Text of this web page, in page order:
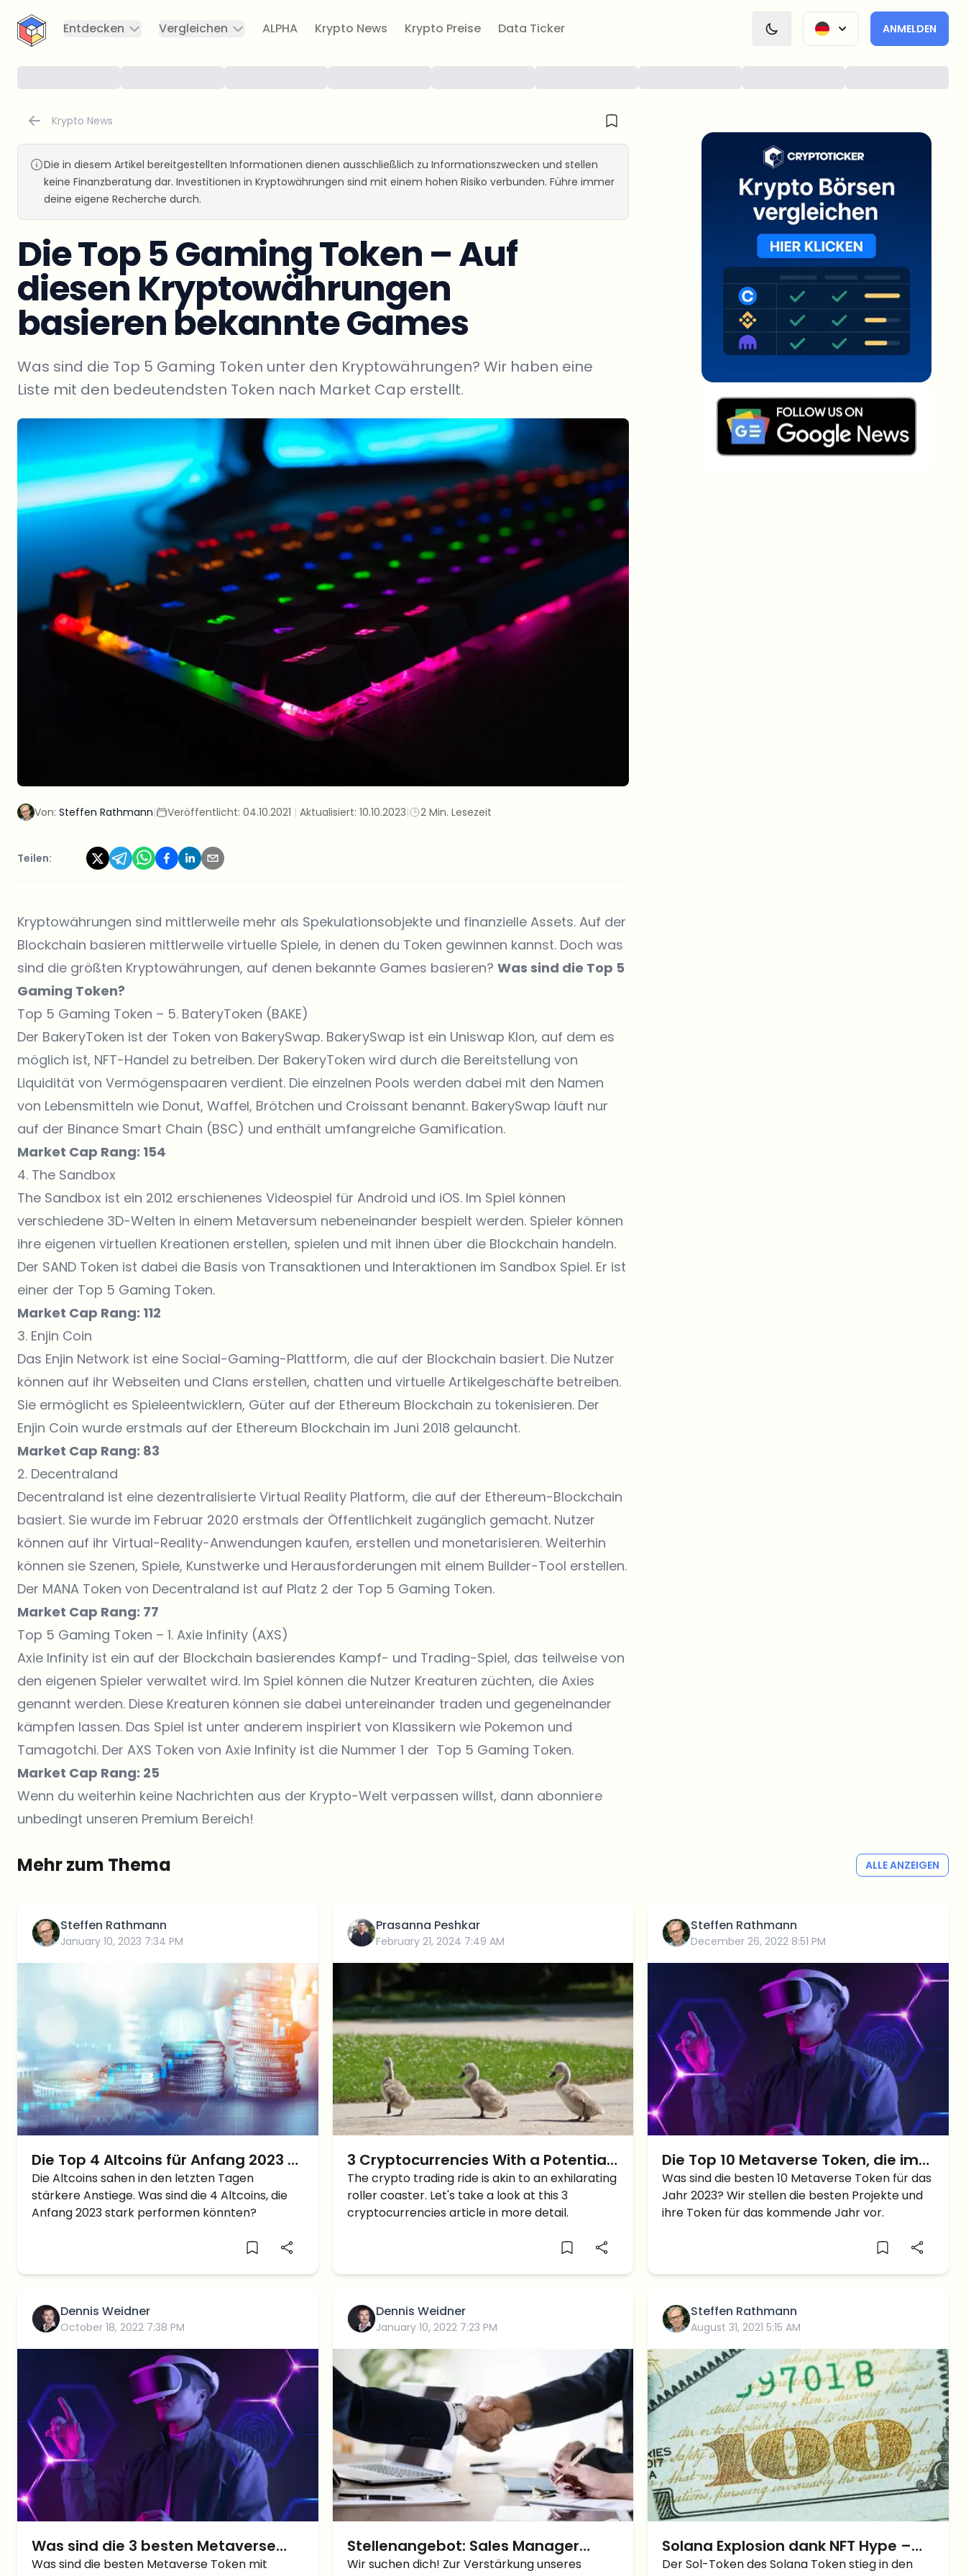
CryptoTicker
Entdecken
Vergleichen ALPHA Krypto News Krypto Preise Data Ticker ANMELDEN
Krypto News
Die in diesem Artikel bereitgestellten Informationen dienen ausschließlich zu Informationszwecken und stellen
keine Finanzberatung dar. Investitionen in Kryptowährungen sind mit einem hohen Risiko verbunden. Führe immer
deine eigene Recherche durch.
Die Top 5 Gaming Token – Auf
diesen Kryptowährungen
basieren bekannte Games
Was sind die Top 5 Gaming Token unter den Kryptowährungen? Wir haben eine
Liste mit den bedeutendsten Token nach Market Cap erstellt.
Von: Steffen Rathmann| Veröffentlicht: 04.10.2021 | Aktualisiert: 10.10.2023| 2 Min. Lesezeit
Teilen:
Kryptowährungen sind mittlerweile mehr als Spekulationsobjekte und finanzielle Assets. Auf der
Blockchain basieren mittlerweile virtuelle Spiele, in denen du Token gewinnen kannst. Doch was
sind die größten Kryptowährungen, auf denen bekannte Games basieren? Was sind die Top 5
Gaming Token?
Top 5 Gaming Token – 5. BateryToken (BAKE)
Der BakeryToken ist der Token von BakerySwap. BakerySwap ist ein Uniswap Klon, auf dem es
möglich ist, NFT-Handel zu betreiben. Der BakeryToken wird durch die Bereitstellung von
Liquidität von Vermögenspaaren verdient. Die einzelnen Pools werden dabei mit den Namen
von Lebensmitteln wie Donut, Waffel, Brötchen und Croissant benannt. BakerySwap läuft nur
auf der Binance Smart Chain (BSC) und enthält umfangreiche Gamification.
Market Cap Rang: 154
4. The Sandbox
The Sandbox ist ein 2012 erschienenes Videospiel für Android und iOS. Im Spiel können
verschiedene 3D-Welten in einem Metaversum nebeneinander bespielt werden. Spieler können
ihre eigenen virtuellen Kreationen erstellen, spielen und mit ihnen über die Blockchain handeln.
Der SAND Token ist dabei die Basis von Transaktionen und Interaktionen im Sandbox Spiel. Er ist
einer der Top 5 Gaming Token.
Market Cap Rang: 112
3. Enjin Coin
Das Enjin Network ist eine Social-Gaming-Plattform, die auf der Blockchain basiert. Die Nutzer
können auf ihr Webseiten und Clans erstellen, chatten und virtuelle Artikelgeschäfte betreiben.
Sie ermöglicht es Spieleentwicklern, Güter auf der Ethereum Blockchain zu tokenisieren. Der
Enjin Coin wurde erstmals auf der Ethereum Blockchain im Juni 2018 gelauncht.
Market Cap Rang: 83
2. Decentraland
Decentraland ist eine dezentralisierte Virtual Reality Platform, die auf der Ethereum-Blockchain
basiert. Sie wurde im Februar 2020 erstmals der Öffentlichkeit zugänglich gemacht. Nutzer
können auf ihr Virtual-Reality-Anwendungen kaufen, erstellen und monetarisieren. Weiterhin
können sie Szenen, Spiele, Kunstwerke und Herausforderungen mit einem Builder-Tool erstellen.
Der MANA Token von Decentraland ist auf Platz 2 der Top 5 Gaming Token.
Market Cap Rang: 77
Top 5 Gaming Token – 1. Axie Infinity (AXS)
Axie Infinity ist ein auf der Blockchain basierendes Kampf- und Trading-Spiel, das teilweise von
den eigenen Spieler verwaltet wird. Im Spiel können die Nutzer Kreaturen züchten, die Axies
genannt werden. Diese Kreaturen können sie dabei untereinander traden und gegeneinander
kämpfen lassen. Das Spiel ist unter anderem inspiriert von Klassikern wie Pokemon und
Tamagotchi. Der AXS Token von Axie Infinity ist die Nummer 1 der Top 5 Gaming Token.
Market Cap Rang: 25
Wenn du weiterhin keine Nachrichten aus der Krypto-Welt verpassen willst, dann abonniere
unbedingt unseren Premium Bereich!
Mehr zum Thema ALLE ANZEIGEN
Steffen Rathmann
January 10, 2023 7:34 PM
Die Top 4 Altcoins für Anfang 2023 –
Verpasse nicht diese Coins, bevor
sie durch die Decke gehen!
Die Altcoins sahen in den letzten Tagen
stärkere Anstiege. Was sind die 4 Altcoins, die
Anfang 2023 stark performen könnten?
Prasanna Peshkar
February 21, 2024 7:49 AM
3 Cryptocurrencies With a Potential
to Rise 50x
The crypto trading ride is akin to an exhilarating
roller coaster. Let's take a look at this 3
cryptocurrencies article in more detail.
Steffen Rathmann
December 26, 2022 8:51 PM
Die Top 10 Metaverse Token, die im
Jahr 2023 explodieren könnten
Was sind die besten 10 Metaverse Token für das
Jahr 2023? Wir stellen die besten Projekte und
ihre Token für das kommende Jahr vor.
Dennis Weidner
October 18, 2022 7:38 PM
Was sind die 3 besten Metaverse
Token mit dem größten Potenzial für
Was sind die besten Metaverse Token mit
Dennis Weidner
January 10, 2022 7:23 PM
Stellenangebot: Sales Manager
(Ortsunabhängig Arbeiten)
Wir suchen dich! Zur Verstärkung unseres
Steffen Rathmann
August 31, 2021 5:15 AM
Solana Explosion dank NFT Hype –
Kryptowährung explodiert und
Der Sol-Token des Solana Token stieg in den